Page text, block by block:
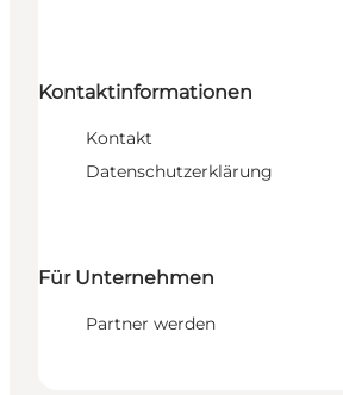
Kontaktinformationen
Kontakt
Datenschutzerklärung
Für Unternehmen
Partner werden